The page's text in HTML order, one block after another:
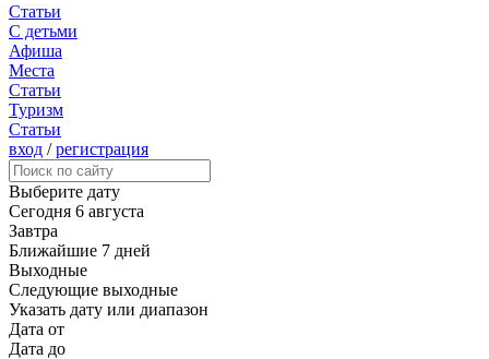
Статьи
С детьми
Афиша
Места
Статьи
Туризм
Статьи
вход /регистрация
Выберите дату
Сегодня 6 августа
Завтра
Ближайшие 7 дней
Выходные
Следующие выходные
Указать дату или диапазон
Дата от
Дата до